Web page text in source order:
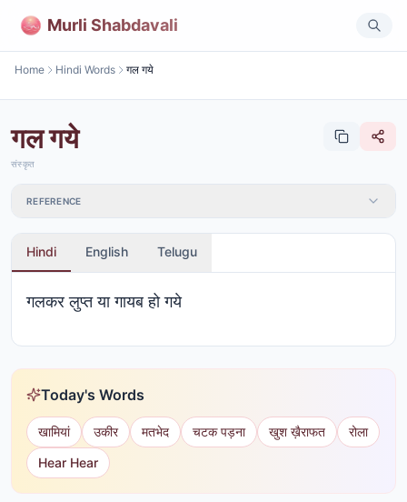
Murli Shabdavali
Home Hindi Words गल गये
गल गये
संस्कृत
REFERENCE
Hindi English Telugu
गलकर लुप्त या गायब हो गये
Today's Words
खामियां उकीर मतभेद चटक पड़ना खुश ख़ैराफत
रोला
Hear Hear